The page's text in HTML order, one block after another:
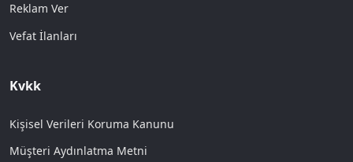
Reklam Ver
Vefat İlanları
Kvkk
Kişisel Verileri Koruma Kanunu
Müşteri Aydınlatma Metni